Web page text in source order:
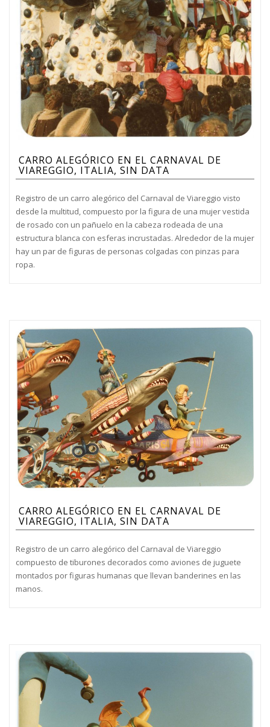
CARRO ALEGÓRICO EN EL CARNAVAL DE
VIAREGGIO, ITALIA, SIN DATA
Registro de un carro alegórico del Carnaval de Viareggio visto
desde la multitud, compuesto por la figura de una mujer vestida
de rosado con un pañuelo en la cabeza rodeada de una
estructura blanca con esferas incrustadas. Alrededor de la mujer
hay un par de figuras de personas colgadas con pinzas para
ropa.
CARRO ALEGÓRICO EN EL CARNAVAL DE
VIAREGGIO, ITALIA, SIN DATA
Registro de un carro alegórico del Carnaval de Viareggio
compuesto de tiburones decorados como aviones de juguete
montados por figuras humanas que llevan banderines en las
manos.